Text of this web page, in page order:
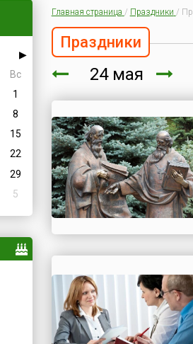
▶
Вс
1
8
15
22
29
5
Главная страница / Праздники /
Праздники
24 мая